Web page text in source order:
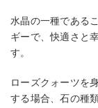
水晶の一種である
ギーで、快適さと
す。
ローズクォーツを
する場合、石の種